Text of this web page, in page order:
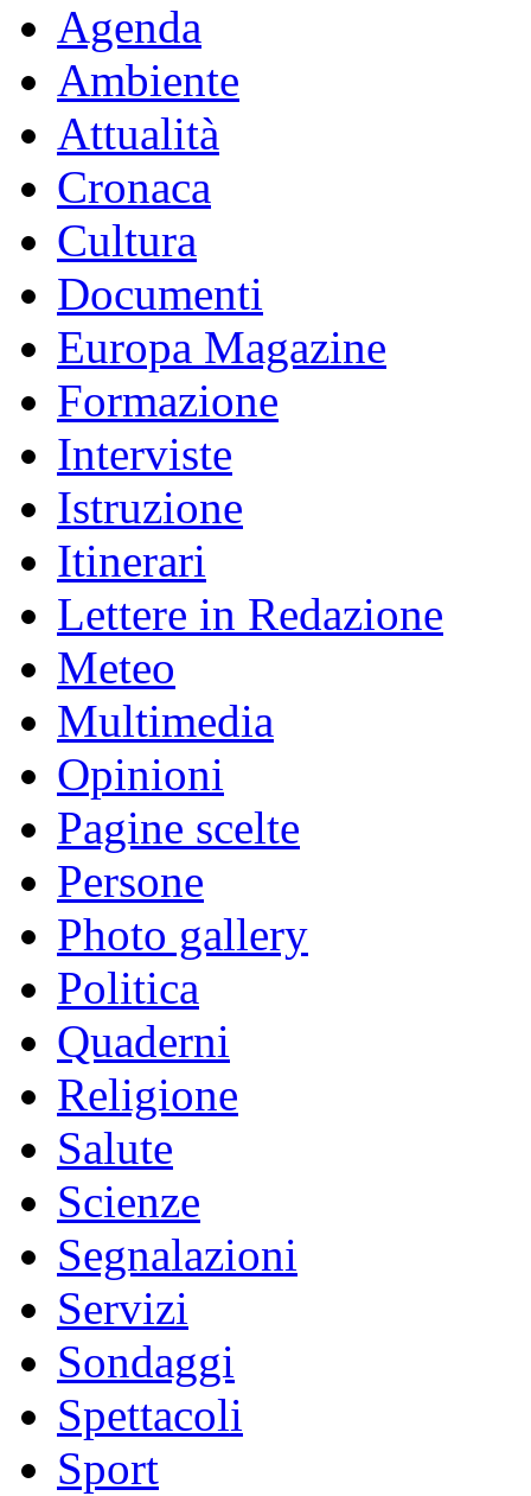
Agenda
Ambiente
Attualità
Cronaca
Cultura
Documenti
Europa Magazine
Formazione
Interviste
Istruzione
Itinerari
Lettere in Redazione
Meteo
Multimedia
Opinioni
Pagine scelte
Persone
Photo gallery
Politica
Quaderni
Religione
Salute
Scienze
Segnalazioni
Servizi
Sondaggi
Spettacoli
Sport